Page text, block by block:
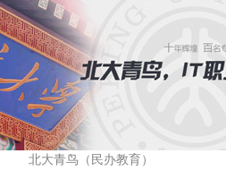
北大青鸟（民办教育）